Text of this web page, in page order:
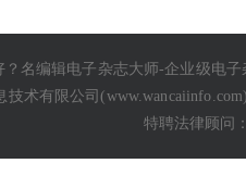
？名编辑电子杂志大师-企业级电子
技术有限公司(www.wancaiinfo.com
特聘法律顾问